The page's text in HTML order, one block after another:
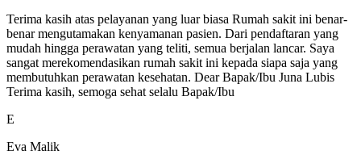
Terima kasih atas pelayanan yang luar biasa Rumah sakit ini benar-
benar mengutamakan kenyamanan pasien. Dari pendaftaran yang
mudah hingga perawatan yang teliti, semua berjalan lancar. Saya
sangat merekomendasikan rumah sakit ini kepada siapa saja yang
membutuhkan perawatan kesehatan. Dear Bapak/Ibu Juna Lubis
Terima kasih, semoga sehat selalu Bapak/Ibu
E
Eva Malik